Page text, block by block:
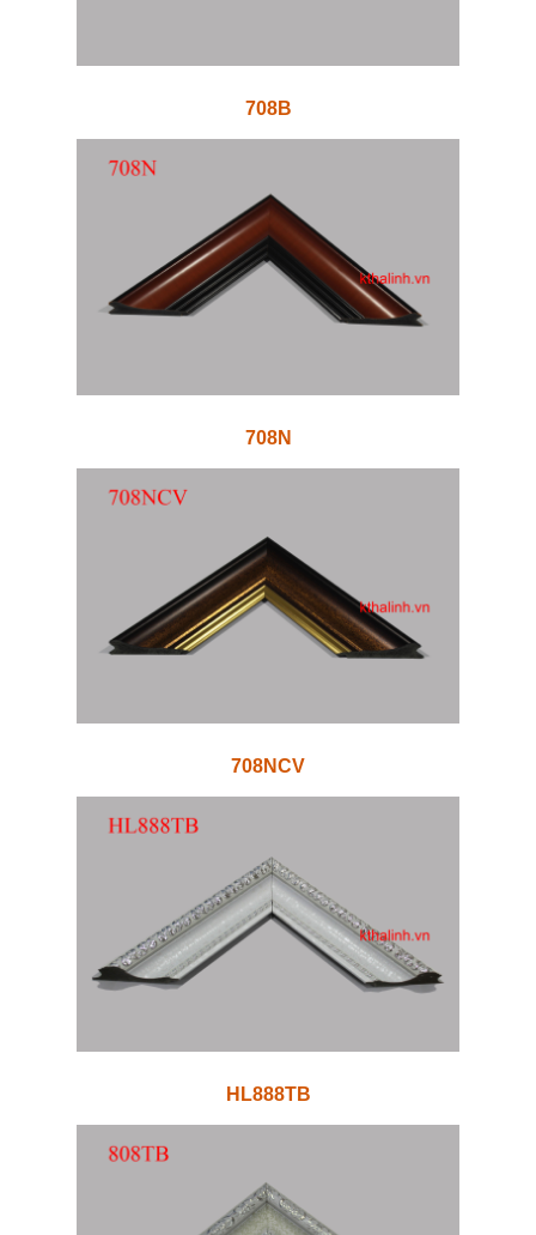
708B
708N
708NCV
HL888TB